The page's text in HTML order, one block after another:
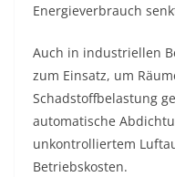
Energieverbrauch
Auch in industriellen
zum Einsatz, um
Schadstoffbelastung
automatische
unkontrolliertem
Betriebskosten.